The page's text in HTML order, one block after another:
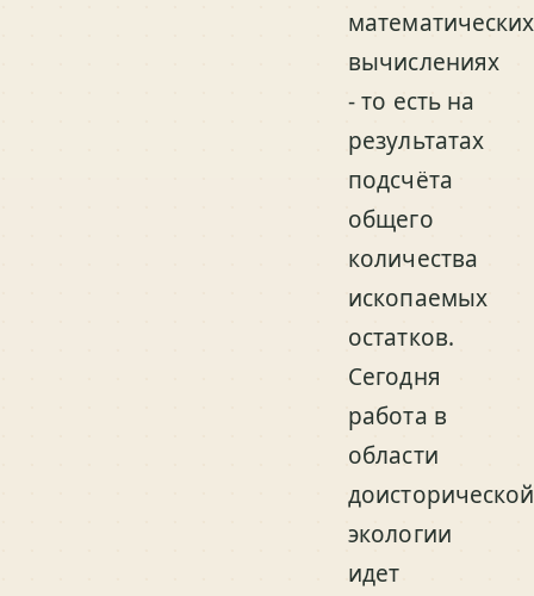
математических
вычислениях
- то есть на
результатах
подсчёта
общего
количества
ископаемых
остатков.
Сегодня
работа в
области
доисторической
экологии
идет